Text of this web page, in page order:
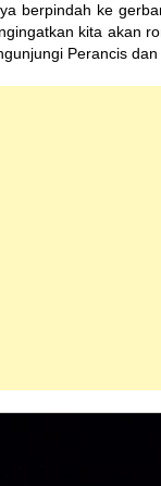
berpindah ke
kita akan
Perancis dan